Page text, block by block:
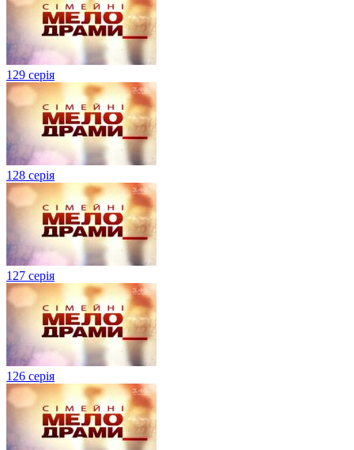
129 серія
128 серія
127 серія
126 серія